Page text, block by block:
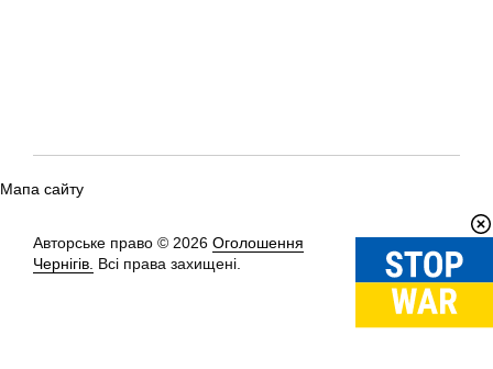
Мапа сайту
Авторське право © 2026 Оголошення
Чернігів. Всі права захищені.
Вгору↑